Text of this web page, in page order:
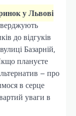
у Львові
до відгуків
Базарній,
плануєте
– про
в серце
уваги в